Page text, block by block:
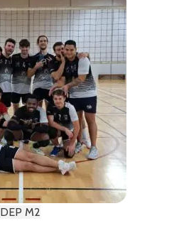
DEP M2